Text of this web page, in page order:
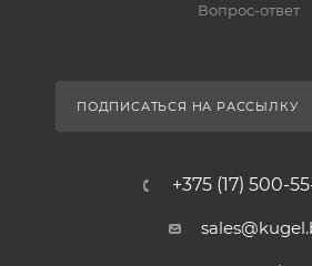
Вопрос-ответ
ПОДПИСАТЬСЯ НА РАССЫЛКУ
+375 (17) 500-